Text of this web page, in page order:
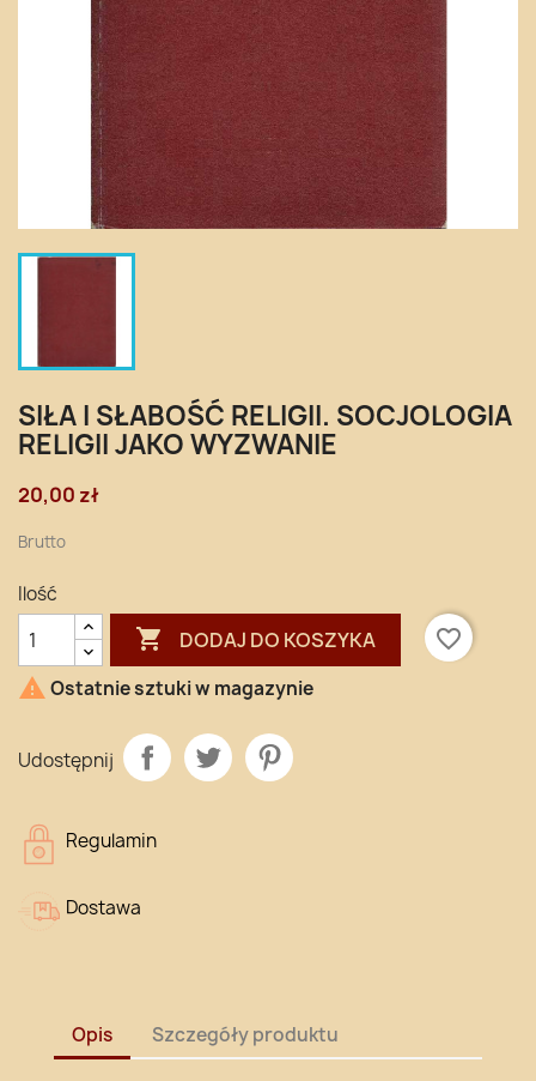
SIŁA I SŁABOŚĆ RELIGII. SOCJOLOGIA
RELIGII JAKO WYZWANIE
20,00 zł
Brutto
Ilość
 DODAJ DO KOSZYKA
favorite_border
 Ostatnie sztuki w magazynie
Udostępnij
Regulamin
Dostawa
Opis Szczegóły produktu